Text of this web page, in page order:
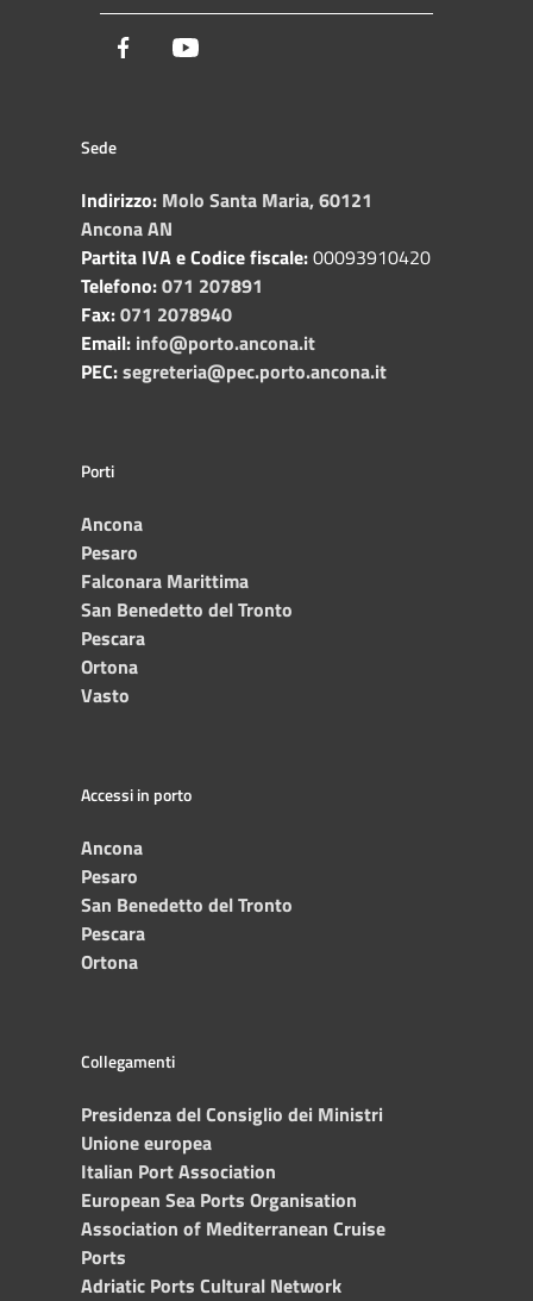
Facebook
Sede
Indirizzo: Molo Santa Maria, 60121
Ancona AN
Partita IVA e Codice fiscale:00093910420
Telefono:071 207891
Fax:071 2078940
Email: info@porto.ancona.it
PEC:segreteria@pec.porto.ancona.it
Porti
Ancona
Pesaro
Falconara Marittima
San Benedetto del Tronto
Pescara
Ortona
Vasto
Accessi in porto
Ancona
Pesaro
San Benedetto del Tronto
Pescara
Ortona
Collegamenti
Presidenza del Consiglio dei Ministri
Unione europea
Italian Port Association
European Sea Ports Organisation
Association of Mediterranean Cruise
Ports
Adriatic Ports Cultural Network